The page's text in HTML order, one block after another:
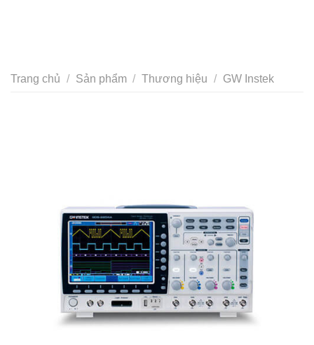
Trang chủ / Sản phẩm / Thương hiệu / GW Instek